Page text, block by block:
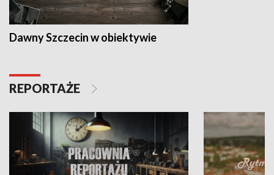
Dawny Szczecin w obiektywie
REPORTAŻE